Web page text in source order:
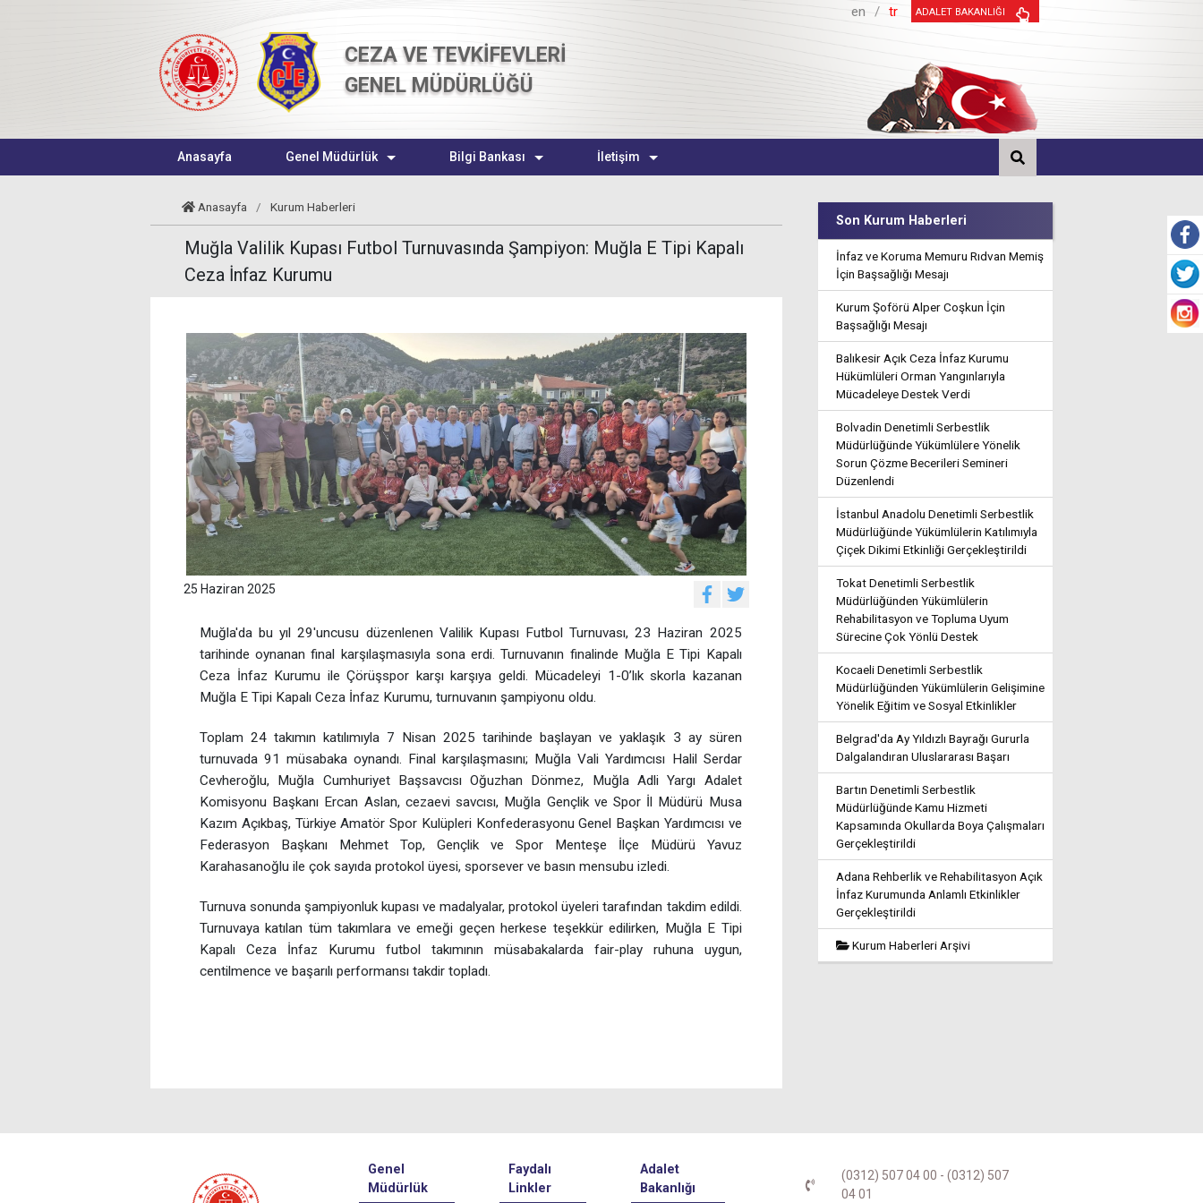
CEZA VE TEVKİFEVLERİ
GENEL MÜDÜRLÜĞÜ
en / tr ADALET BAKANLIĞI
Anasayfa Genel Müdürlük Bilgi Bankası İletişim
Anasayfa / Kurum Haberleri
Muğla Valilik Kupası Futbol Turnuvasında Şampiyon: Muğla E Tipi Kapalı
Ceza İnfaz Kurumu
25 Haziran 2025
Muğla'da bu yıl 29'uncusu düzenlenen Valilik Kupası Futbol Turnuvası, 23 Haziran 2025
tarihinde oynanan final karşılaşmasıyla sona erdi. Turnuvanın finalinde Muğla E Tipi Kapalı
Ceza İnfaz Kurumu ile Çörüşspor karşı karşıya geldi. Mücadeleyi 1-0’lık skorla kazanan
Muğla E Tipi Kapalı Ceza İnfaz Kurumu, turnuvanın şampiyonu oldu.
Toplam 24 takımın katılımıyla 7 Nisan 2025 tarihinde başlayan ve yaklaşık 3 ay süren
turnuvada 91 müsabaka oynandı. Final karşılaşmasını; Muğla Vali Yardımcısı Halil Serdar
Cevheroğlu, Muğla Cumhuriyet Başsavcısı Oğuzhan Dönmez, Muğla Adli Yargı Adalet
Komisyonu Başkanı Ercan Aslan, cezaevi savcısı, Muğla Gençlik ve Spor İl Müdürü Musa
Kazım Açıkbaş, Türkiye Amatör Spor Kulüpleri Konfederasyonu Genel Başkan Yardımcısı ve
Federasyon Başkanı Mehmet Top, Gençlik ve Spor Menteşe İlçe Müdürü Yavuz
Karahasanoğlu ile çok sayıda protokol üyesi, sporsever ve basın mensubu izledi.
Turnuva sonunda şampiyonluk kupası ve madalyalar, protokol üyeleri tarafından takdim edildi.
Turnuvaya katılan tüm takımlara ve emeği geçen herkese teşekkür edilirken, Muğla E Tipi
Kapalı Ceza İnfaz Kurumu futbol takımının müsabakalarda fair-play ruhuna uygun,
centilmence ve başarılı performansı takdir topladı.
Son Kurum Haberleri
İnfaz ve Koruma Memuru Rıdvan Memiş
İçin Başsağlığı Mesajı
Kurum Şoförü Alper Coşkun İçin
Başsağlığı Mesajı
Balıkesir Açık Ceza İnfaz Kurumu
Hükümlüleri Orman Yangınlarıyla
Mücadeleye Destek Verdi
Bolvadin Denetimli Serbestlik
Müdürlüğünde Yükümlülere Yönelik
Sorun Çözme Becerileri Semineri
Düzenlendi
İstanbul Anadolu Denetimli Serbestlik
Müdürlüğünde Yükümlülerin Katılımıyla
Çiçek Dikimi Etkinliği Gerçekleştirildi
Tokat Denetimli Serbestlik
Müdürlüğünden Yükümlülerin
Rehabilitasyon ve Topluma Uyum
Sürecine Çok Yönlü Destek
Kocaeli Denetimli Serbestlik
Müdürlüğünden Yükümlülerin Gelişimine
Yönelik Eğitim ve Sosyal Etkinlikler
Belgrad'da Ay Yıldızlı Bayrağı Gururla
Dalgalandıran Uluslararası Başarı
Bartın Denetimli Serbestlik
Müdürlüğünde Kamu Hizmeti
Kapsamında Okullarda Boya Çalışmaları
Gerçekleştirildi
Adana Rehberlik ve Rehabilitasyon Açık
İnfaz Kurumunda Anlamlı Etkinlikler
Gerçekleştirildi
Kurum Haberleri Arşivi
Genel
Müdürlük
Faydalı
Linkler
Adalet
Bakanlığı
(0312) 507 04 00 - (0312) 507
04 01